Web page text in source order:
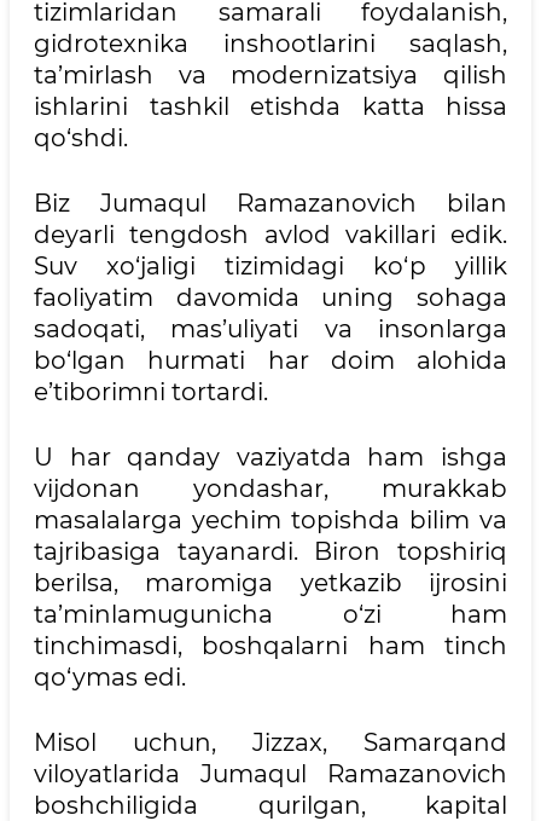
tizimlaridan samarali foydalanish,
gidrotexnika inshootlarini saqlash,
ta’mirlash va modernizatsiya qilish
ishlarini tashkil etishda katta hissa
qo‘shdi.
Biz Jumaqul Ramazanovich bilan
deyarli tengdosh avlod vakillari edik.
Suv xo‘jaligi tizimidagi ko‘p yillik
faoliyatim davomida uning sohaga
sadoqati, mas’uliyati va insonlarga
bo‘lgan hurmati har doim alohida
e’tiborimni tortardi.
U har qanday vaziyatda ham ishga
vijdonan yondashar, murakkab
masalalarga yechim topishda bilim va
tajribasiga tayanardi. Biron topshiriq
berilsa, maromiga yetkazib ijrosini
ta’minlamugunicha o‘zi ham
tinchimasdi, boshqalarni ham tinch
qo‘ymas edi.
Misol uchun, Jizzax, Samarqand
viloyatlarida Jumaqul Ramazanovich
boshchiligida qurilgan, kapital